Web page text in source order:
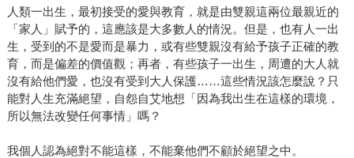
人類一出生，最初接受的愛與教育，就是由雙親這兩位最親近的
「家人」賦予的，這應該是大多數人的情況。但是，也有人一出
生，受到的不是愛而是暴力，或有些雙親沒有給予孩子正確的教
育，而是偏差的價值觀；再者，有些孩子一出生，周遭的大人就
沒有給他們愛，也沒有受到大人保護……這些情況該怎麼說？只
能對人生充滿絕望，自怨自艾地想「因為我出生在這樣的環境，
所以無法改變任何事情」嗎？
我個人認為絕對不能這樣，不能棄他們不顧於絕望之中。